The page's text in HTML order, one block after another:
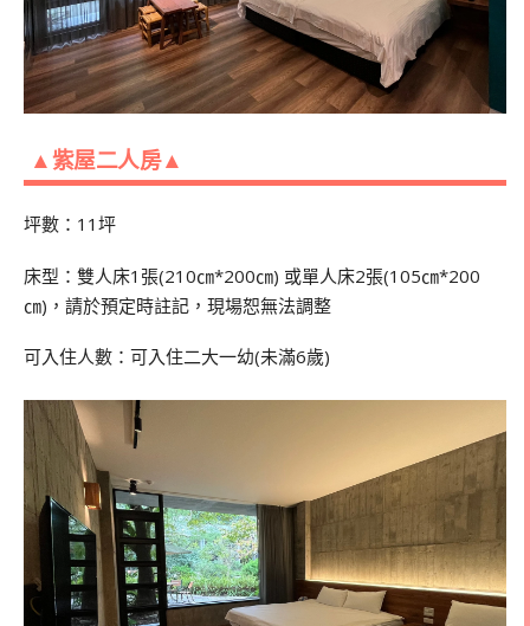
▲紫屋二人房▲
坪數：11坪
床型：雙人床1張(210㎝*200㎝) 或單人床2張(105㎝*200
㎝)，請於預定時註記，現場恕無法調整
可入住人數：可入住二大一幼(未滿6歲)